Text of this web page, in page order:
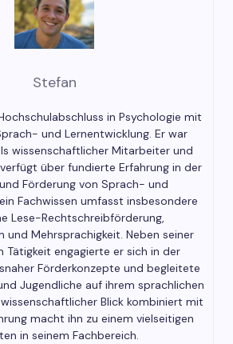
Stefan
in Psychologie mit
und Lernentwicklung. Er war
wissenschaftlicher Mitarbeiter und
über fundierte Erfahrung in der
Förderung von Sprach- und
Fachwissen umfasst insbesondere
Lese-Rechtschreibförderung,
und Mehrsprachigkeit. Neben seiner
Tätigkeit engagierte er sich in der
Förderkonzepte und begleitete
Jugendliche auf ihrem sprachlichen
Blick kombiniert mit
macht ihn zu einem vielseitigen
in seinem Fachbereich.